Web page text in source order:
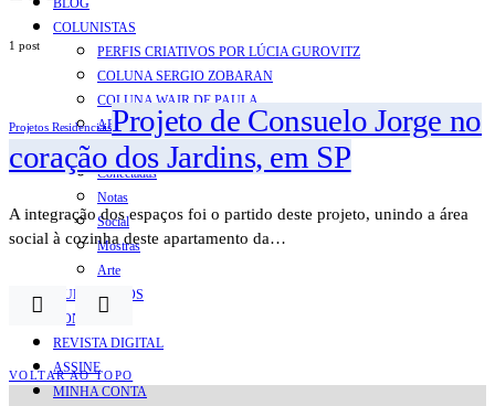
COLUNISTAS
PERFIS CRIATIVOS POR LÚCIA GUROVITZ
COLUNA SERGIO ZOBARAN
COLUNA WAIR DE PAULA
ARTE.IN.FORMA
CONEXÕES
Conectadas
Notas
Social
Mostras
Arte
QUEM SOMOS
CONTATO
REVISTA DIGITAL
ASSINE
MINHA CONTA
1 post
Projetos ResidenciaisProjeto de Consuelo Jorge no
coração dos Jardins, em SP
A integração dos espaços foi o partido deste projeto, unindo a área
social à cozinha deste apartamento da…
VOLTAR AO TOPO